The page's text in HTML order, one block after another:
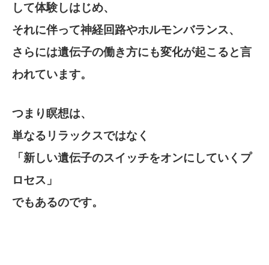
して体験しはじめ、
それに伴って神経回路やホルモンバランス、
さらには遺伝子の働き方にも変化が起こると言
われています。
つまり瞑想は、
単なるリラックスではなく
「新しい遺伝子のスイッチをオンにしていくプ
ロセス」
でもあるのです。